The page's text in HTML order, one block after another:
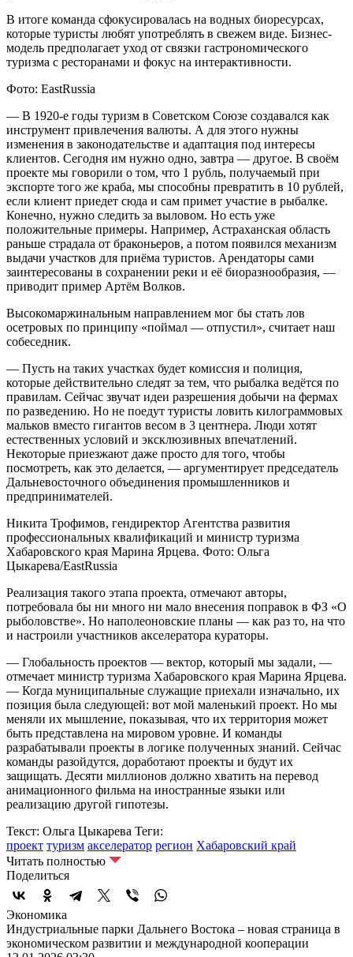
В итоге команда сфокусировалась на водных биоресурсах,
которые туристы любят употреблять в свежем виде. Бизнес-
модель предполагает уход от связки гастрономического
туризма с ресторанами и фокус на интерактивности.
Фото: EastRussia
— В 1920-е годы туризм в Советском Союзе создавался как
инструмент привлечения валюты. А для этого нужны
изменения в законодательстве и адаптация под интересы
клиентов. Сегодня им нужно одно, завтра — другое. В своём
проекте мы говорили о том, что 1 рубль, получаемый при
экспорте того же краба, мы способны превратить в 10 рублей,
если клиент приедет сюда и сам примет участие в рыбалке.
Конечно, нужно следить за выловом. Но есть уже
положительные примеры. Например, Астраханская область
раньше страдала от браконьеров, а потом появился механизм
выдачи участков для приёма туристов. Арендаторы сами
заинтересованы в сохранении реки и её биоразнообразия, —
приводит пример Артём Волков.
Высокомаржинальным направлением мог бы стать лов
осетровых по принципу «поймал — отпустил», считает наш
собеседник.
— Пусть на таких участках будет комиссия и полиция,
которые действительно следят за тем, что рыбалка ведётся по
правилам. Сейчас звучат идеи разрешения добычи на фермах
по разведению. Но не поедут туристы ловить килограммовых
мальков вместо гигантов весом в 3 центнера. Люди хотят
естественных условий и эксклюзивных впечатлений.
Некоторые приезжают даже просто для того, чтобы
посмотреть, как это делается, — аргументирует председатель
Дальневосточного объединения промышленников и
предпринимателей.
Никита Трофимов, гендиректор Агентства развития
профессиональных квалификаций и министр туризма
Хабаровского края Марина Ярцева. Фото: Ольга
Цыкарева/EastRussia
Реализация такого этапа проекта, отмечают авторы,
потребовала бы ни много ни мало внесения поправок в ФЗ «О
рыболовстве». Но наполеоновские планы — как раз то, на что
и настроили участников акселератора кураторы.
— Глобальность проектов — вектор, который мы задали, —
отмечает министр туризма Хабаровского края Марина Ярцева.
— Когда муниципальные служащие приехали изначально, их
позиция была следующей: вот мой маленький проект. Но мы
меняли их мышление, показывая, что их территория может
быть представлена на мировом уровне. И команды
разрабатывали проекты в логике полученных знаний. Сейчас
команды разойдутся, доработают проекты и будут их
защищать. Десяти миллионов должно хватить на перевод
анимационного фильма на иностранные языки или
реализацию другой гипотезы.
Текст: Ольга Цыкарева Теги:
проект туризм акселератор регион Хабаровский край
Читать полностью
Поделиться
Экономика
Индустриальные парки Дальнего Востока – новая страница в
экономическом развитии и международной кооперации